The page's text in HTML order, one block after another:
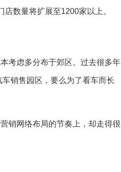
数量将扩展至1200家以上。
考虑多分布于郊区。过去很多年
销售园区，要么为了看车而长
销网络布局的节奏上，却走得很